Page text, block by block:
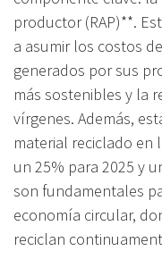
productor (RAP)**.
a asumir los costos
generados por sus
más sostenibles y la
vírgenes. Además,
material reciclado en
un 25% para 2025 y
son fundamentales
economía circular,
reciclan